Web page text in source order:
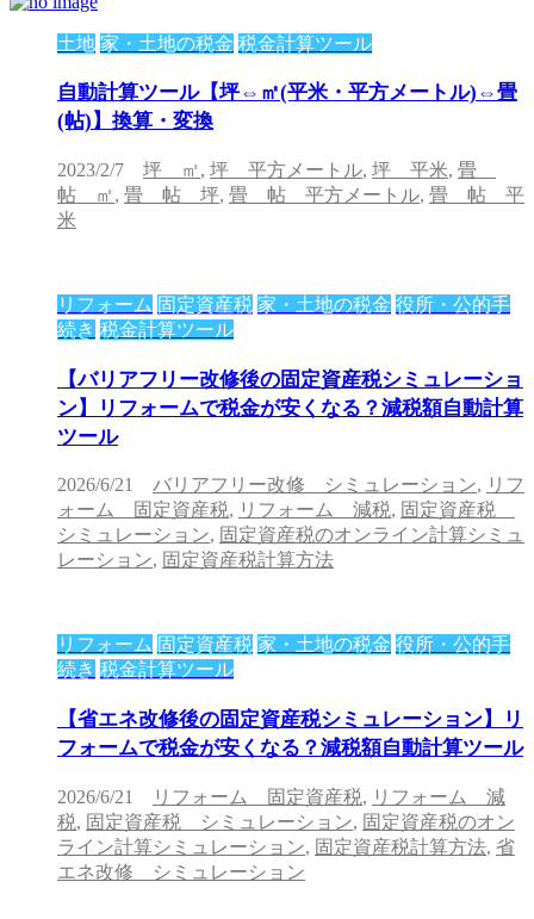
土地 家・土地の税金 税金計算ツール
自動計算ツール【坪⇔㎡(平米・平方メートル)⇔畳
(帖)】換算・変換
2023/2/7 坪 ㎡, 坪 平方メートル, 坪 平米, 畳
帖 ㎡, 畳 帖 坪, 畳 帖 平方メートル, 畳 帖 平
米
リフォーム 固定資産税 家・土地の税金 役所・公的手
続き 税金計算ツール
【バリアフリー改修後の固定資産税シミュレーショ
ン】リフォームで税金が安くなる？減税額自動計算
ツール
2026/6/21 バリアフリー改修 シミュレーション, リフ
ォーム 固定資産税, リフォーム 減税, 固定資産税
シミュレーション, 固定資産税のオンライン計算シミュ
レーション, 固定資産税計算方法
リフォーム 固定資産税 家・土地の税金 役所・公的手
続き 税金計算ツール
【省エネ改修後の固定資産税シミュレーション】リ
フォームで税金が安くなる？減税額自動計算ツール
2026/6/21 リフォーム 固定資産税, リフォーム 減
税, 固定資産税 シミュレーション, 固定資産税のオン
ライン計算シミュレーション, 固定資産税計算方法, 省
エネ改修 シミュレーション